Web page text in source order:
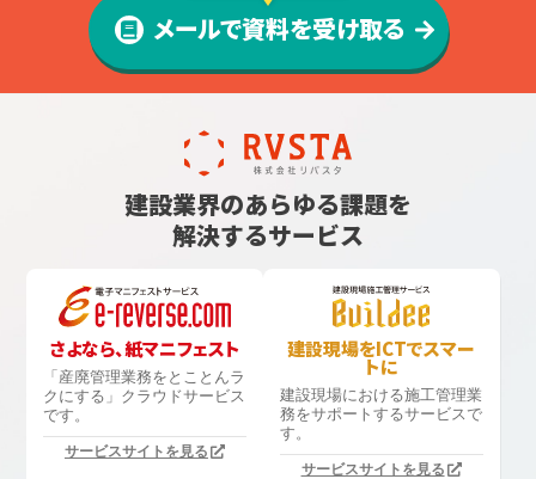
メールで資料を受け取る
建設業界のあらゆる課題を
解決するサービス
さよなら、紙マニフェスト
「産廃管理業務をとことんラ
クにする」 クラウドサービス
です。
サービスサイトを見る
建設現場をICTでスマー
トに
建設現場における施工管理業
務をサポートするサービスで
す。
サービスサイトを見る